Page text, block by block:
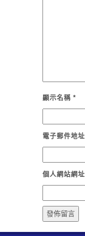
顯示名稱 *
電子郵件地址
個人網站網址